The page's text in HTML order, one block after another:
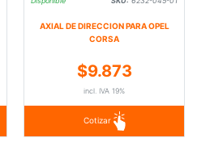
AXIAL DE DIRECCION PARA OPEL
CORSA
$9.873
incl. IVA 19%
Cotizar